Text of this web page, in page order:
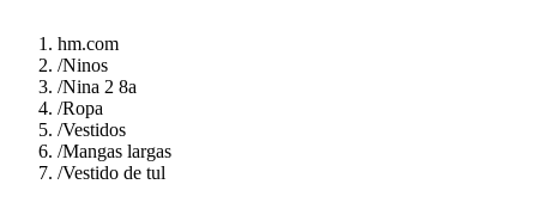
hm.com
/Ninos
/Nina 2 8a
/Ropa
/Vestidos
/Mangas largas
/Vestido de tul